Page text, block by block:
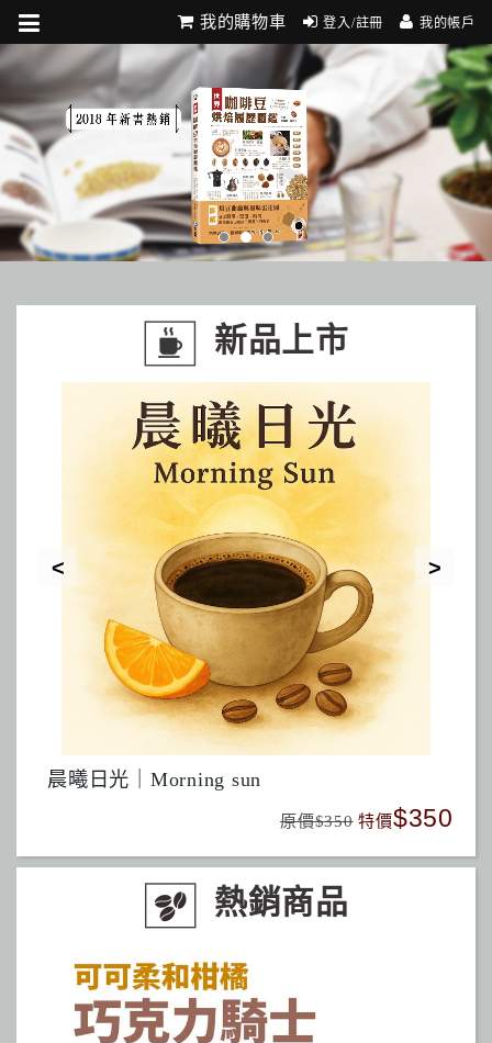
我的購物車 登入/註冊 我的帳戶
新品上市
晨曦日光｜Morning sun
原價$350 特價$350
熱銷商品